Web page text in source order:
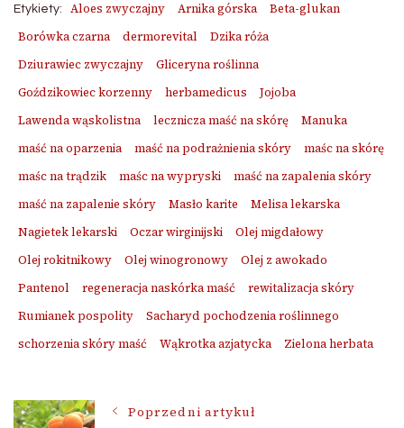
Etykiety: Aloes zwyczajny Arnika górska
Beta-glukan
Borówka czarna
dermorevital
Dzika róża
Dziurawiec zwyczajny
Gliceryna roślinna
Goździkowiec korzenny
herbamedicus
Jojoba
Lawenda wąskolistna
lecznicza maść na skórę
Manuka
maść na oparzenia
maść na podrażnienia skóry
maśc na skórę
maśc na trądzik
maśc na wypryski
maść na zapalenia skóry
maść na zapalenie skóry
Masło karite
Melisa lekarska
Nagietek lekarski
Oczar wirginijski
Olej migdałowy
Olej rokitnikowy
Olej winogronowy
Olej z awokado
Pantenol
regeneracja naskórka maść
rewitalizacja skóry
Rumianek pospolity
Sacharyd pochodzenia roślinnego
schorzenia skóry maść
Wąkrotka azjatycka Zielona herbata
Poprzedni artykuł